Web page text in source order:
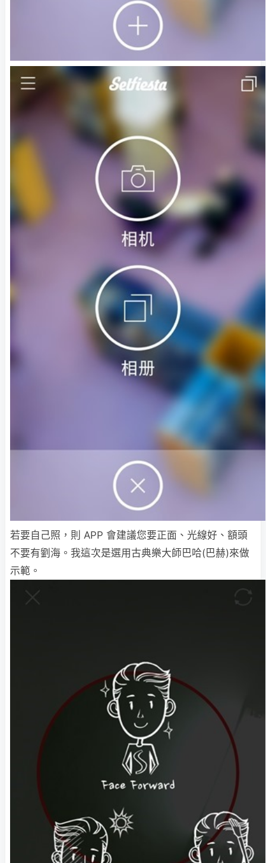
若要自己照，則 APP 會建議您要正面、光線好、額頭
不要有劉海。我這次是選用古典樂大師巴哈(巴赫)來做
示範。